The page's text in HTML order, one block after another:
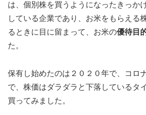
は、個別株を買うようになったきっか
している企業であり、お米をもらえる
るときに目に留まって、お米の優待目
た。
保有し始めたのは２０２０年で、コロ
で、株価はダラダラと下落しているタ
買ってみました。